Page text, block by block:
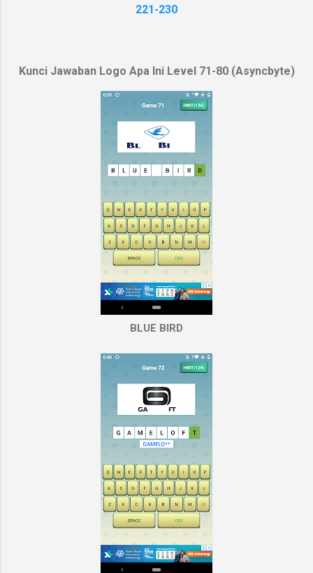
221-230
Kunci Jawaban Logo Apa Ini Level 71-80 (Asyncbyte)
BLUE BIRD